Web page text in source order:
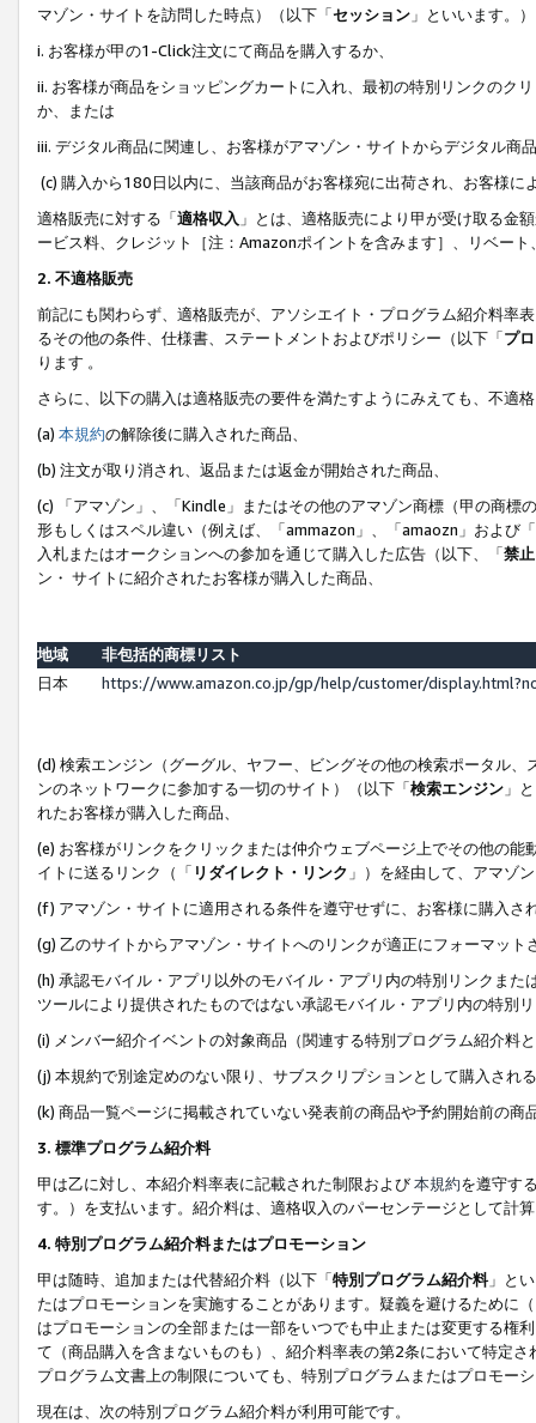
マゾン・サイトを訪問した時点）（以下「セッション 」といいます。
i. お客様が甲の1-Click注文にて商品を購入するか、
ii. お客様が商品をショッピングカートに入れ、最初の特別リンクのク
か、または
iii. デジタル商品に関連し、お客様がアマゾン・サイトからデジタル
(c) 購入から180日以内に、当該商品がお客様宛に出荷され、お客様
適格販売に対する「適格収入 」とは、適格販売により甲が受け取る金
ービス料、クレジット［注：Amazonポイントを含みます］、リベー
2. 不適格販売
前記にも関わらず、適格販売が、アソシエイト・プログラム紹介料率
るその他の条件、仕様書、ステートメントおよびポリシー（以下「プ
ります 。
さらに、以下の購入は適格販売の要件を満たすようにみえても、不適
(a) 本規約の解除後に購入された商品、
(b) 注文が取り消され、返品または返金が開始された商品、
(c) 「アマゾン」、「Kindle」またはその他のアマゾン商標（甲の商
形もしくはスペル違い（例えば、「ammazon」、「amaozn」および
入札またはオークションへの参加を通じて購入した広告（以下、「禁
ン・ サイトに紹介されたお客様が購入した商品、
地域
非包括的商標リスト
日本
https://www.amazon.co.jp/gp/help/customer/
(d) 検索エンジン（グーグル、ヤフー、ビングその他の検索ポータル
ンのネットワークに参加する一切のサイト）（以下「検索エンジン 」
れたお客様が購入した商品、
(e) お客様がリンクをクリックまたは仲介ウェブページ上でその他の
イトに送るリンク（「 リダイレクト・リンク 」）を経由して、アマゾ
(f) アマゾン・サイトに適用される条件を遵守せずに、お客様に購入さ
(g) 乙のサイトからアマゾン・サイトへのリンクが適正にフォーマッ
(h) 承認モバイル・アプリ以外のモバイル・アプリ内の特別リンクま
ツールにより提供されたものではない承認モバイル・アプリ内の特別
(i) メンバー紹介イベントの対象商品（関連する特別プログラム紹介料
(j) 本規約で別途定めのない限り、サブスクリプションとして購入され
(k) 商品一覧ページに掲載されていない発表前の商品や予約開始前の商
3. 標準プログラム紹介料
甲は乙に対し、本紹介料率表に記載された制限および本規約を遵守す
す。）を支払います。紹介料は、適格収入のパーセンテージとして計
4. 特別プログラム紹介料またはプロモーション
甲は随時、追加または代替紹介料（以下「特別プログラム紹介料」と
たはプロモーションを実施することがあります。疑義を避けるために
はプロモーションの全部または一部をいつでも中止または変更する権
て（商品購入を含まないものも）、紹介料率表の第2条において特定
プログラム文書上の制限についても、特別プログラムまたはプロモー
現在は、次の特別プログラム紹介料が利用可能です。